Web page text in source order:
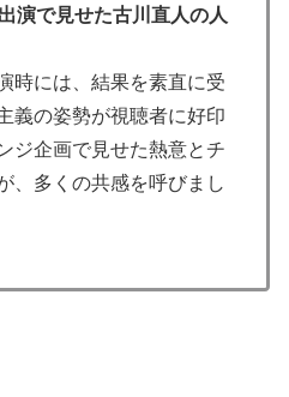
演で見せた古川直人の人
時には、結果を素直に受
義の姿勢が視聴者に好印
ジ企画で見せた熱意とチ
、多くの共感を呼びまし